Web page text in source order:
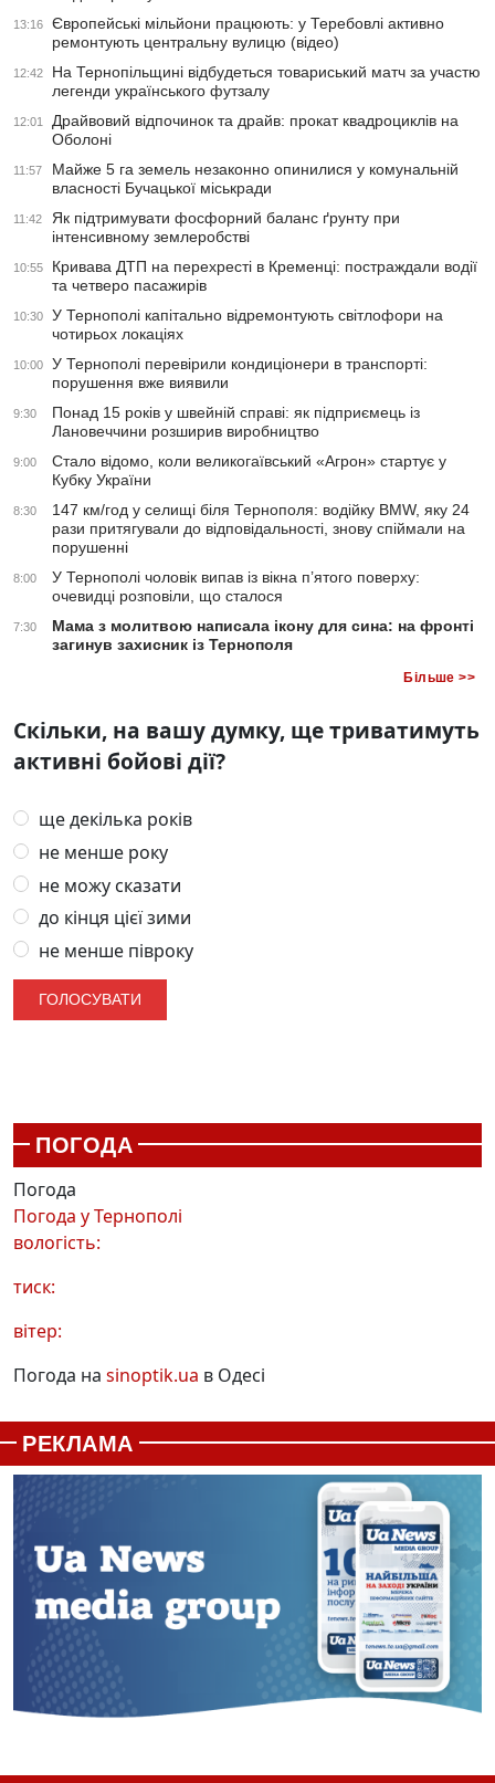
13:16
Європейські мільйони працюють: у Теребовлі активно
ремонтують центральну вулицю (відео)
12:42
На Тернопільщині відбудеться товариський матч за участю
легенди українського футзалу
12:01
Драйвовий відпочинок та драйв: прокат квадроциклів на
Оболоні
11:57
Майже 5 га земель незаконно опинилися у комунальній
власності Бучацької міськради
11:42
Як підтримувати фосфорний баланс ґрунту при
інтенсивному землеробстві
10:55
Кривава ДТП на перехресті в Кременці: постраждали водії
та четверо пасажирів
10:30
У Тернополі капітально відремонтують світлофори на
чотирьох локаціях
10:00
У Тернополі перевірили кондиціонери в транспорті:
порушення вже виявили
9:30
Понад 15 років у швейній справі: як підприємець із
Лановеччини розширив виробництво
9:00
Стало відомо, коли великогаївський «Агрон» стартує у
Кубку України
8:30
147 км/год у селищі біля Тернополя: водійку BMW, яку 24
рази притягували до відповідальності, знову спіймали на
порушенні
8:00
У Тернополі чоловік випав із вікна п’ятого поверху:
очевидці розповіли, що сталося
7:30
Мама з молитвою написала ікону для сина: на фронті
загинув захисник із Тернополя
Більше >>
Скільки, на вашу думку, ще триватимуть
активні бойові дії?
ще декілька років
не менше року
не можу сказати
до кінця цієї зими
не менше півроку
ПОГОДА
Погода
Погода уТернополі
вологість:
тиск:
вітер:
Погода на sinoptik.ua в Одесі
РЕКЛАМА